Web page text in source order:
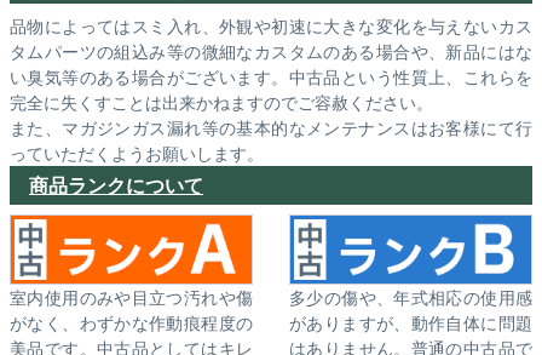
品物によってはスミ入れ、外観や初速に大きな変化を与えないカス
タムパーツの組込み等の微細なカスタムのある場合や、新品にはな
い臭気等のある場合がございます。中古品という性質上、これらを
完全に失くすことは出来かねますのでご容赦ください。
また、マガジンガス漏れ等の基本的なメンテナンスはお客様にて行
っていただくようお願いします。
商品ランクについて
室内使用のみや目立つ汚れや傷
がなく、わずかな作動痕程度の
美品です。中古品としてはキレ
多少の傷や、年式相応の使用感
がありますが、動作自体に問題
はありません。普通の中古品で